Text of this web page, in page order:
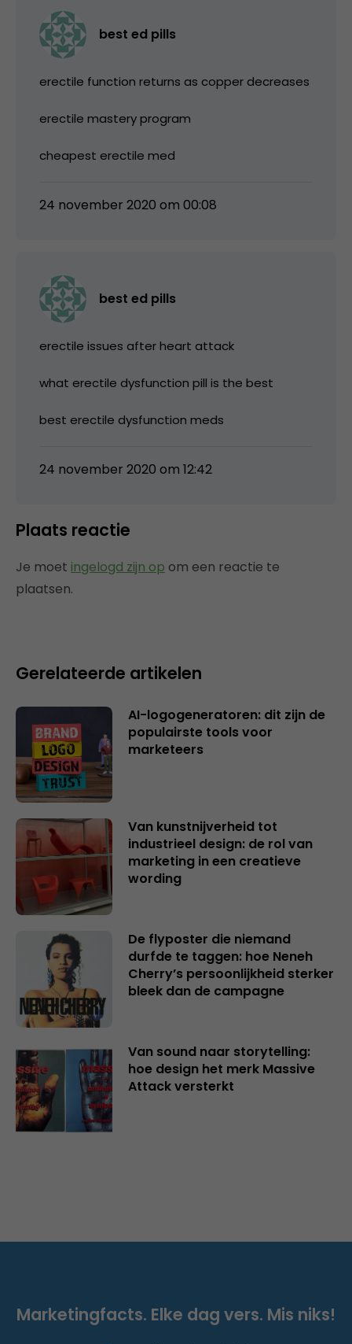
best ed pills
erectile function returns as copper decreases
erectile mastery program
cheapest erectile med
24 november 2020 om 00:08
best ed pills
erectile issues after heart attack
what erectile dysfunction pill is the best
best erectile dysfunction meds
24 november 2020 om 12:42
Plaats reactie
Je moet ingelogd zijn op om een reactie te
plaatsen.
Gerelateerde artikelen
AI-logogeneratoren: dit zijn de
populairste tools voor
marketeers
Van kunstnijverheid tot
industrieel design: de rol van
marketing in een creatieve
wording
De flyposter die niemand
durfde te taggen: hoe Neneh
Cherry’s persoonlijkheid sterker
bleek dan de campagne
Van sound naar storytelling:
hoe design het merk Massive
Attack versterkt
Marketingfacts. Elke dag vers. Mis niks!